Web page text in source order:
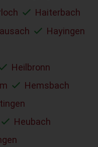
Haiterbach
Hayingen
Heilbronn
Hemsbach
Heubach